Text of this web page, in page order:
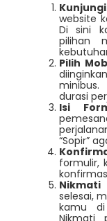
website
Di sini
pilihan
Pilih
durasi
Isi
“Sopir”
formulir,
Nikmati
selesai,
kamu